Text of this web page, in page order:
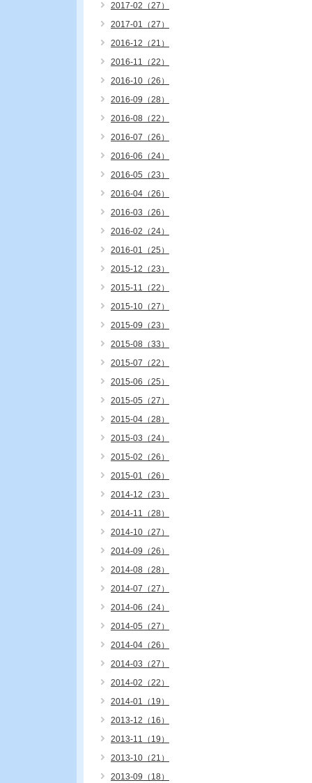
2017-02（27）
2017-01（27）
2016-12（21）
2016-11（22）
2016-10（26）
2016-09（28）
2016-08（22）
2016-07（26）
2016-06（24）
2016-05（23）
2016-04（26）
2016-03（26）
2016-02（24）
2016-01（25）
2015-12（23）
2015-11（22）
2015-10（27）
2015-09（23）
2015-08（33）
2015-07（22）
2015-06（25）
2015-05（27）
2015-04（28）
2015-03（24）
2015-02（26）
2015-01（26）
2014-12（23）
2014-11（28）
2014-10（27）
2014-09（26）
2014-08（28）
2014-07（27）
2014-06（24）
2014-05（27）
2014-04（26）
2014-03（27）
2014-02（22）
2014-01（19）
2013-12（16）
2013-11（19）
2013-10（21）
2013-09（18）